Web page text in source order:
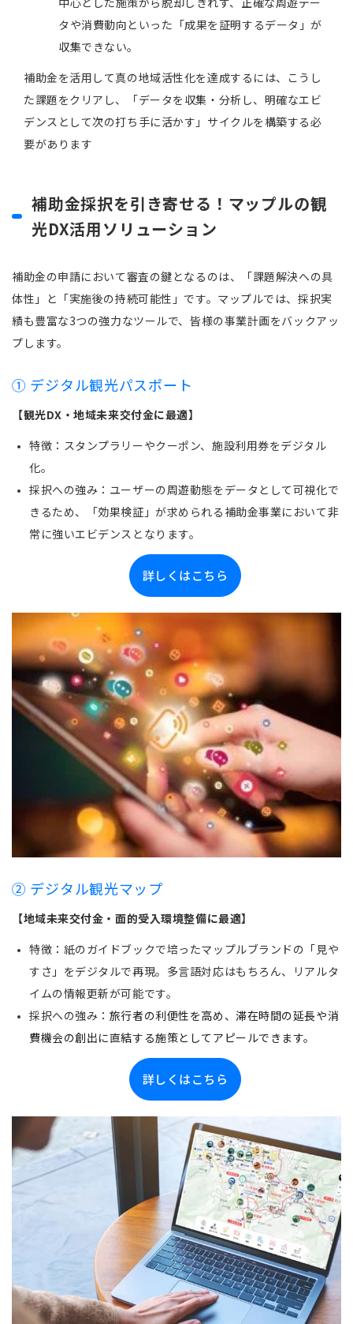
タや消費動向といった「成果を証明するデータ」が
収集できない。
補助金を活用して真の地域活性化を達成するには、こうし
た課題をクリアし、「データを収集・分析し、明確なエビ
デンスとして次の打ち手に活かす」サイクルを構築する必
要があります
補助金採択を引き寄せる！マップルの観
光DX活用ソリューション
補助金の申請において審査の鍵となるのは、「課題解決への具
体性」と「実施後の持続可能性」です。マップルでは、採択実
績も豊富な3つの強力なツールで、皆様の事業計画をバックアッ
プします。
① デジタル観光パスポート
【観光DX・地域未来交付金に最適】
特徴：スタンプラリーやクーポン、施設利用券をデジタル
化。
採択への強み：ユーザーの周遊動態をデータとして可視化で
きるため、「効果検証」が求められる補助金事業において非
常に強いエビデンスとなります。
詳しくはこちら
② デジタル観光マップ
【地域未来交付金・面的受入環境整備に最適】
特徴：紙のガイドブックで培ったマップルブランドの「見や
すさ」をデジタルで再現。多言語対応はもちろん、リアルタ
イムの情報更新が可能です。
採択への強み： 旅行者の利便性を高め、滞在時間の延長や消
費機会の創出に直結する施策としてアピールできます。
詳しくはこちら